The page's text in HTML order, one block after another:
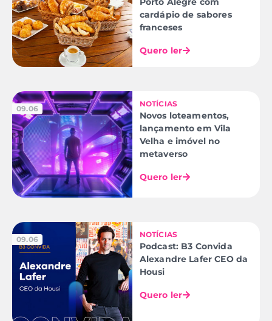
cardápio de sabores
franceses
Quero ler
09.06
NOTÍCIAS
Novos loteamentos,
lançamento em Vila
Velha e imóvel no
metaverso
Quero ler
09.06
NOTÍCIAS
Podcast: B3 Convida
Alexandre Lafer CEO da
Housi
Quero ler